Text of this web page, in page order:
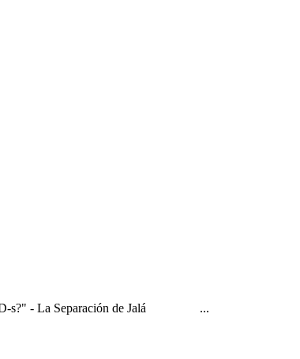
un D-s?" - La Separación de Jalá ...